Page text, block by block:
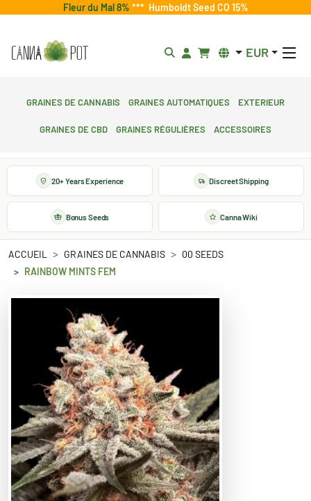
Fleur du Mal 8% *** Humboldt Seed CO 15%
EUR
Graines de cannabis Graines automatiques
Exterieur
Graines de CBD Graines régulières Accessoires
20+ Years Experience Discreet Shipping
Bonus Seeds Canna Wiki
ACCUEIL GRAINES DE CANNABIS
00 SEEDS
RAINBOW MINTS FEM